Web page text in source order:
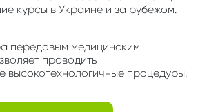
курсы в Украине и за рубежом.
передовым медицинским
проводить
высокотехнологичные процедуры.